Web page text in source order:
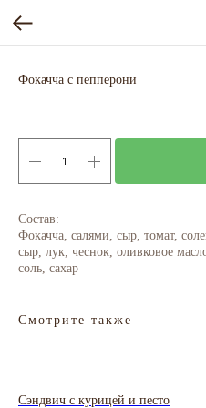
Фокачча с пепперони
Состав:
Фокачча, салями, сыр, томат,
сыр, лук, чеснок, оливковое
соль, сахар
Смотрите также
Сэндвич с курицей и песто